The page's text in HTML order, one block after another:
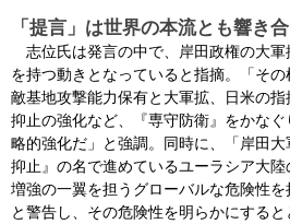
「提言」は世界の本流とも響き合
志位氏は発言の中で、岸田政権の大軍
を持つ動きとなっていると指摘。「そ
敵基地攻撃能力保有と大軍拡、日米の
抑止の強化など、『専守防衛』をかな
略的強化だ」と強調。同時に、「岸田
抑止』の名で進めているユーラシア大
増強の一翼を担うグローバルな危険性を
と警告し、その危険性を明らかにする